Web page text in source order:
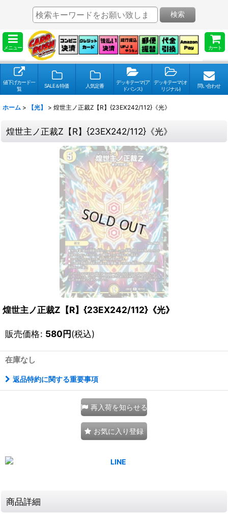
メニュー カート
検索
値下げカード一
覧
SALE＆特価 人気定番
デッキテーマ(ア
ドバンス)
デッキテーマ(オ
リジナル)
問い合わせ
ホーム > 【光】 > 煌世主ノ正裁Z【R】{23EX242/112}《光》
煌世主ノ正裁Z【R】{23EX242/112}《光》
煌世主ノ正裁Z【R】{23EX242/112}《光》
販売価格: 580円(税込)
在庫なし
返品特約に関する重要事項
再入荷を知らせる
お気に入り登録
商品詳細